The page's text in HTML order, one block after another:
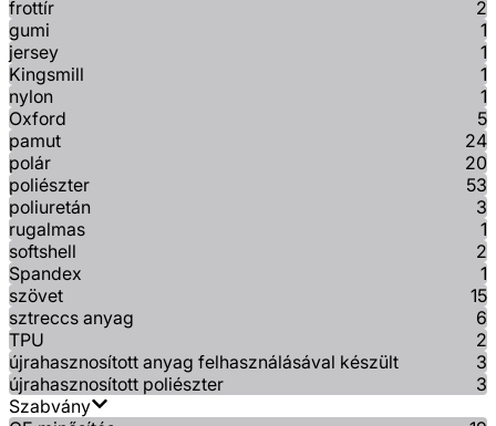
frottír
2
gumi
1
jersey
1
Kingsmill
1
nylon
1
Oxford
5
pamut
24
polár
20
poliészter
53
poliuretán
3
rugalmas
1
softshell
2
Spandex
1
szövet
15
sztreccs anyag
6
TPU
2
újrahasznosított anyag felhasználásával készült
3
újrahasznosított poliészter
3
Szabvány